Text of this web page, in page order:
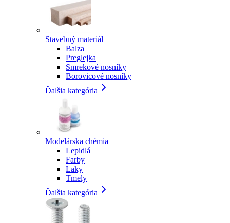
Stavebný materiál
Balza
Preglejka
Smrekové nosníky
Borovicové nosníky
Ďalšia kategória
Modelárska chémia
Lepidlá
Farby
Laky
Tmely
Ďalšia kategória